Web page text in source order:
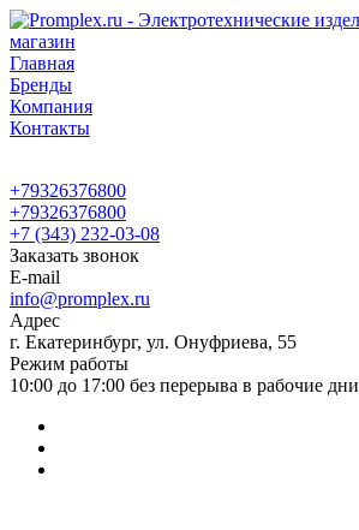
Главная
Бренды
Компания
Контакты
+79326376800
+79326376800
+7 (343) 232-03-08
Заказать звонок
E-mail
info@promplex.ru
Адрес
г. Екатеринбург, ул. Онуфриева, 55
Режим работы
10:00 до 17:00 без перерыва в рабочие дни